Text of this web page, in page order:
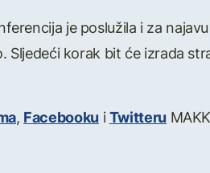
je poslužila i za
korak bit će izrada
, Facebooku iTwitteru